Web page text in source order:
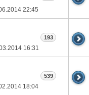
22:45
16:31
193
18:04
539